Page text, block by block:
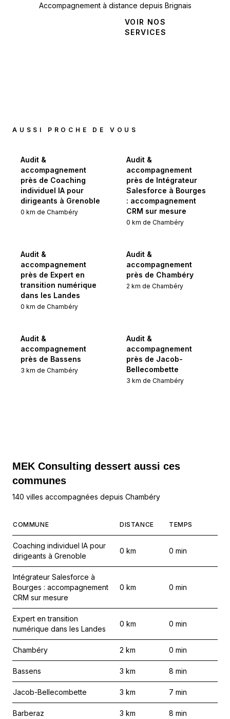
Accompagnement à distance depuis Brignais
VOIR NOS
SERVICES
AUSSI PROCHE DE VOUS
Audit &
accompagnement
près de Coaching
individuel IA pour
dirigeants à Grenoble
0 km de Chambéry
Audit &
accompagnement
près de Intégrateur
Salesforce à Bourges
: accompagnement
CRM sur mesure
0 km de Chambéry
Audit &
accompagnement
près de Expert en
transition numérique
dans les Landes
0 km de Chambéry
Audit &
accompagnement
près de Chambéry
2 km de Chambéry
Audit &
accompagnement
près de Bassens
3 km de Chambéry
Audit &
accompagnement
près de Jacob-
Bellecombette
3 km de Chambéry
MEK Consulting dessert aussi ces
communes
140 villes accompagnées depuis Chambéry
COMMUNE DISTANCE TEMPS
Coaching individuel IA pour
dirigeants à Grenoble
0 km 0 min
Intégrateur Salesforce à
Bourges : accompagnement
CRM sur mesure
0 km 0 min
Expert en transition
numérique dans les Landes
0 km 0 min
Chambéry 2 km 0 min
Bassens 3 km 8 min
Jacob-Bellecombette 3 km 7 min
Barberaz 3 km 8 min